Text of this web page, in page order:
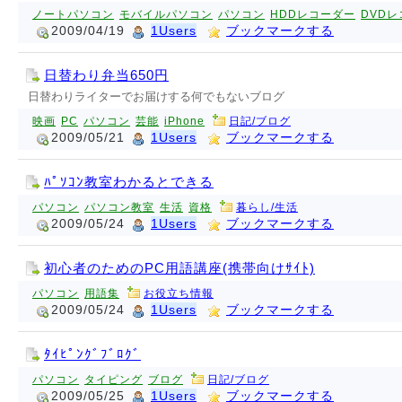
ノートパソコン モバイルパソコン パソコン HDDレコーダー DVDレ
2009/04/19 1Users ブックマークする
日替わり弁当650円
日替わりライターでお届けする何でもないブログ
映画 PC パソコン 芸能 iPhone 日記/ブログ
2009/05/21 1Users ブックマークする
ﾊﾟｿｺﾝ教室わかるとできる
パソコン パソコン教室 生活 資格 暮らし/生活
2009/05/24 1Users ブックマークする
初心者のためのPC用語講座(携帯向けｻｲﾄ)
パソコン 用語集 お役立ち情報
2009/05/24 1Users ブックマークする
ﾀｲﾋﾟﾝｸﾞﾌﾞﾛｸﾞ
パソコン タイピング ブログ 日記/ブログ
2009/05/25 1Users ブックマークする